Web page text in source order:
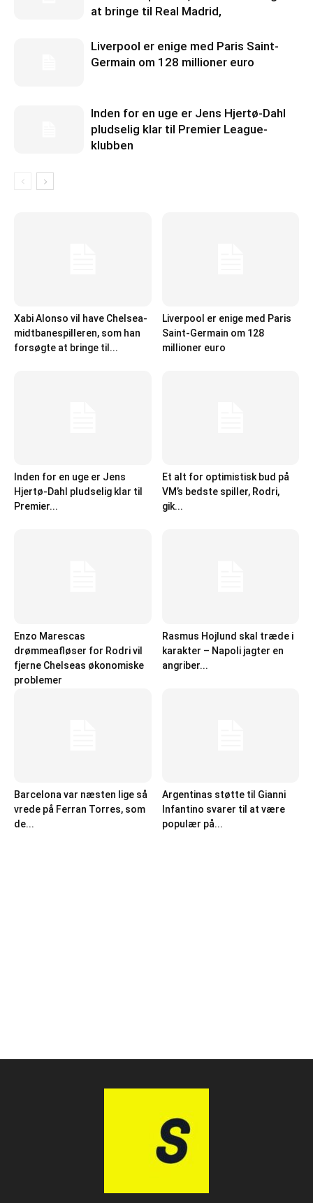
at bringe til Real Madrid,
Liverpool er enige med Paris Saint-
Germain om 128 millioner euro
Inden for en uge er Jens Hjertø-Dahl
pludselig klar til Premier League-
klubben
Xabi Alonso vil have Chelsea-
midtbanespilleren, som han
forsøgte at bringe til...
Liverpool er enige med Paris
Saint-Germain om 128
millioner euro
Inden for en uge er Jens
Hjertø-Dahl pludselig klar til
Premier...
Et alt for optimistisk bud på
VM’s bedste spiller, Rodri,
gik...
Enzo Marescas
drømmeafløser for Rodri vil
fjerne Chelseas økonomiske
problemer
Rasmus Hojlund skal træde i
karakter – Napoli jagter en
angriber...
Barcelona var næsten lige så
vrede på Ferran Torres, som
de...
Argentinas støtte til Gianni
Infantino svarer til at være
populær på...